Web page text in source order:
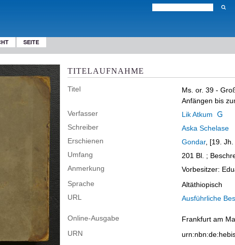
SEITE
TITELAUFNAHME
Titel
Ms. or. 39 -
Anfängen bis
Verfasser
Lik Atkum
Schreiber
Aska Schelase
Erschienen
Gondar, [19. Jh.
Umfang
201 Bl. ;
Anmerkung
Vorbesitzer:
Sprache
Altäthiopisch
URL
Ausführliche
Online-Ausgabe
Frankfurt am
URN